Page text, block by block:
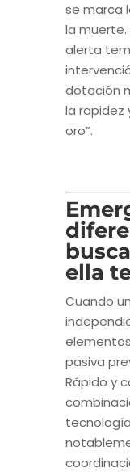
se marca
la
alerta
dotación
la rapidez
oro”.
ella
Cuando
pasiva
Rápido y